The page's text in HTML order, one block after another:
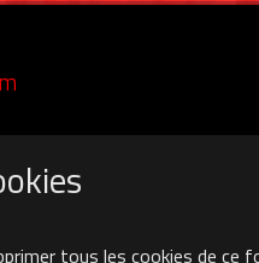
tous les cookies de ce